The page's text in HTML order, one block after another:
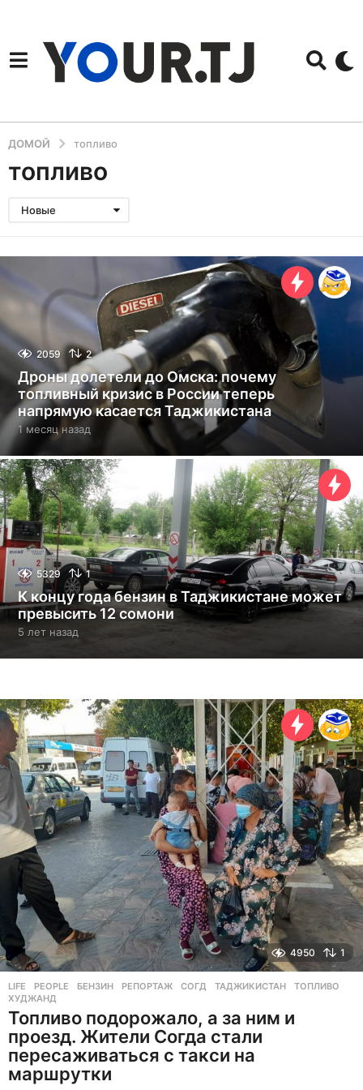
ДОМОЙ топливо
топливо
Новые
2059 2
Дроны долетели до Омска: почему
топливный кризис в России теперь
напрямую касается Таджикистана
1 месяц назад
е
с
я
ц
н
а
з
а
д
5329 1
К концу года бензин в Таджикистане может
превысить 12 сомони
5 лет назад
е
а
д
4950 1
LIFE ,PEOPLE БЕНЗИН ,РЕПОРТАЖ ,СОГД ,ТАДЖИКИСТАН ,ТОПЛИВО
ХУДЖАНД
Топливо подорожало, а за ним и
проезд. Жители Согда стали
пересаживаться с такси на
маршрутки